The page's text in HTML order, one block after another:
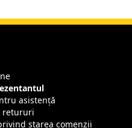
asistență
retururi
starea comenzii